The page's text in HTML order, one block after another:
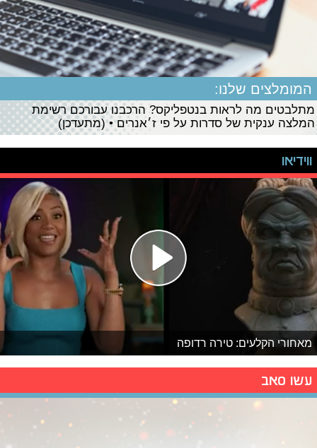
המומלצים שלנו:
מתלבטים מה לראות בנטפליקס? הרכבנו עבורכם רשימת
המלצה ענקית של סדרות על פי ז׳אנרים • (מתעדכן)
ווידיאו
מאחורי הקלעים: טירה רדופה
עשו סאב